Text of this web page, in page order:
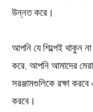
উন্নত করে।
আপনি যে শিল্পেই থাকুন
করে, আপনি আমাদের
সরঞ্জামগুলিকে রক্ষা
করবে।